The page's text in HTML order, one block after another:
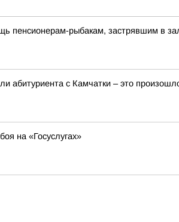
пенсионерам-рыбакам, застрявшим в
абитуриента с Камчатки – это
на «Госуслугах»